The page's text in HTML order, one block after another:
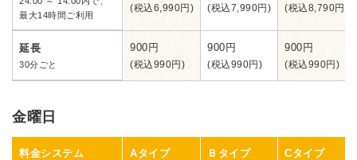
最大14時間ご利用
(税込6,990円) (税込7,990円) (税込8,790円)
延長
30分ごと
900円
(税込990円)
900円
(税込990円)
900円
(税込990円)
金曜日
料金システム Aタイプ Ｂタイプ Cタイプ